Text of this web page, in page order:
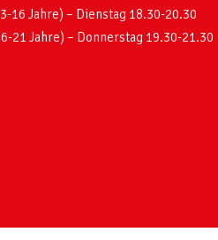
16 Jahre) – Dienstag 18.30-20.30
21 Jahre) – Donnerstag 19.30-21.30